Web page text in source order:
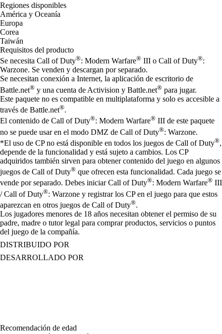
Regiones disponibles
América y Oceanía
Europa
Corea
Taiwán
Requisitos del producto
Se necesita Call of Duty®: Modern Warfare® III o Call of Duty®:
Warzone. Se venden y descargan por separado.
Se necesitan conexión a Internet, la aplicación de escritorio de
Battle.net® y una cuenta de Activision y Battle.net® para jugar.
Este paquete no es compatible en multiplataforma y solo es accesible a
través de Battle.net®.
El contenido de Call of Duty®: Modern Warfare® III de este paquete
no se puede usar en el modo DMZ de Call of Duty®: Warzone.
*El uso de CP no está disponible en todos los juegos de Call of Duty®,
depende de la funcionalidad y está sujeto a cambios. Los CP
adquiridos también sirven para obtener contenido del juego en algunos
juegos de Call of Duty® que ofrecen esta funcionalidad. Cada juego se
vende por separado. Debes iniciar Call of Duty®: Modern Warfare® III
/ Call of Duty®: Warzone y registrar los CP en el juego para que estos
aparezcan en otros juegos de Call of Duty®.
Los jugadores menores de 18 años necesitan obtener el permiso de su
padre, madre o tutor legal para comprar productos, servicios o puntos
del juego de la compañía.
DISTRIBUIDO POR
DESARROLLADO POR
Recomendación de edad